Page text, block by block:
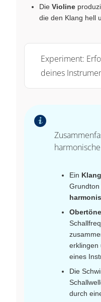
Die Violine
die den Klang hell
Experiment:
deines
Ein Klang
Obertöne
erklingen
eines
Die
durch